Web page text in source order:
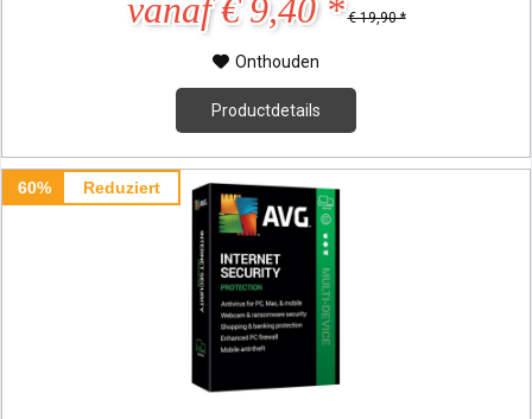
vanaf € 9,40 * € 19,90 *
Onthouden
Productdetails
60% Reduziert